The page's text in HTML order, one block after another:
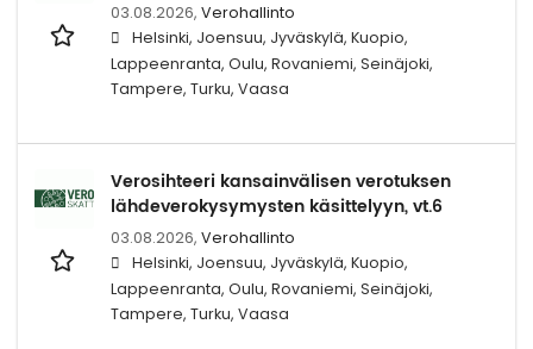
03.08.2026, Verohallinto
Helsinki, Joensuu, Jyväskylä, Kuopio,
Lappeenranta, Oulu, Rovaniemi, Seinäjoki,
Tampere, Turku, Vaasa
Verosihteeri kansainvälisen verotuksen
lähdeverokysymysten käsittelyyn, vt.6
03.08.2026, Verohallinto
Helsinki, Joensuu, Jyväskylä, Kuopio,
Lappeenranta, Oulu, Rovaniemi, Seinäjoki,
Tampere, Turku, Vaasa